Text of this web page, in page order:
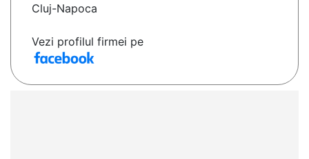
Cluj-Napoca
Vezi profilul firmei pe